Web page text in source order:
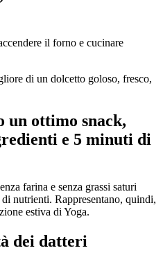
il forno e cucinare
di un dolcetto goloso, fresco,
ottimo snack,
e 5 minuti di
farina e senza grassi saturi
nutrienti. Rappresentano, quindi,
estiva di Yoga.
dei datteri